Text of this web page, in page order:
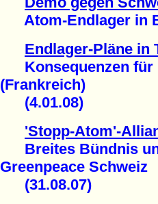
Atom-Endlager in
Endlager-Pläne in
Konsequenzen für
(Frankreich)
(4.01.08)
'Stopp-Atom'-
Breites Bündnis
Greenpeace Schweiz
(31.08.07)